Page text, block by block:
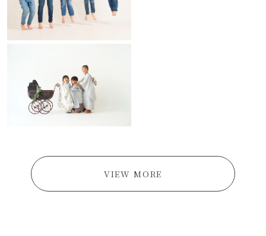
VIEW MORE